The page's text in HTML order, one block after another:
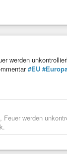
werden
#EU
werden